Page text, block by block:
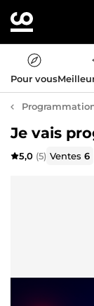
Pour vous
Je vais
5,0 (5) Ventes6